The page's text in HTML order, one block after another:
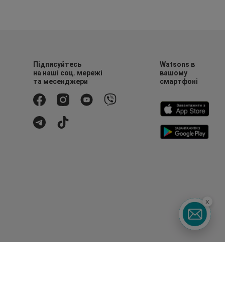
Підписуйтесь
на наші соц. мережі
та месенджери
Watsons в
вашому
смартфоні
x